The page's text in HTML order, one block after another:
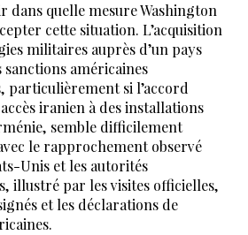
dans quelle mesure Washington
cette situation. L’acquisition
militaires auprès d’un pays
sanctions américaines
particulièrement si l’accord
iranien à des installations
semble difficilement
le rapprochement observé
Unis et les autorités
illustré par les visites officielles,
et les déclarations de